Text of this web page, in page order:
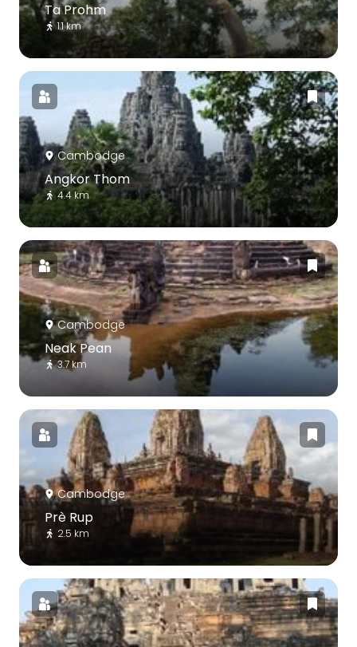
Ta Prohm
1.1 km
Cambodge
Angkor Thom
4.4 km
Cambodge
Neak Pean
3.7 km
Cambodge
Prè Rup
2.5 km